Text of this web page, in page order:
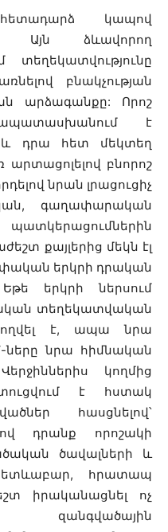
կապով
Այն ձևավորող
տեղեկատվությունը
բնակչության
արձագանքը: Որոշ
է
և դրա հետ մեկտեղ
արտացոլելով բնորոշ
նրան լրացուցիչ
գաղափարական
քայլերից մեկն էլ
երկրի դրական
երկրի ներսում
տեղեկատվական
է, ապա նրա
ները նրա հիմնական
կողմից
է հստակ
հասցնելով՝
դրանք որոշակի
ծավալների և
հրատապ
իրականացնել ոչ